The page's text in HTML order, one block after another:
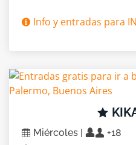
Info y entradas para
Miércoles |
+18